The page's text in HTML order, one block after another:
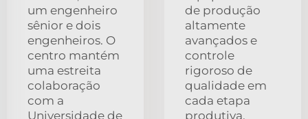
um engenheiro
sênior e dois
engenheiros. O
centro mantém
uma estreita
colaboração
com a
Universidade de
de produção
altamente
avançados e
controle
rigoroso de
qualidade em
cada etapa
produtiva.